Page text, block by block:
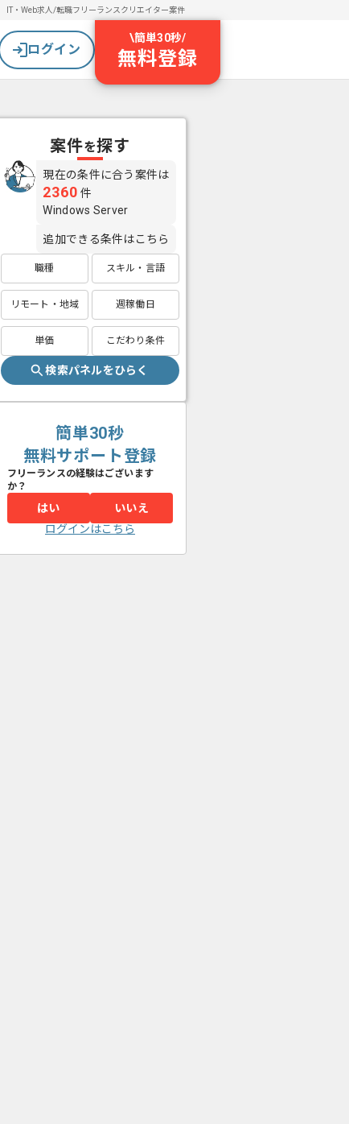
IT・Web求人/転職フリーランスクリエイター案件
ログイン
\簡単30秒/
無料登録
案件を探す
現在の条件に合う案件は
2360 件
Windows Server
追加できる条件はこちら
職種 スキル・言語
リモート・地域 週稼働日
単価 こだわり条件
検索パネルをひらく
簡単30秒
無料サポート登録
フリーランスの経験はございます
か？
はい
いいえ
ログインはこちら